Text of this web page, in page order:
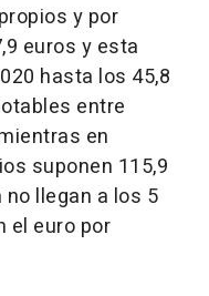
y por
euros y esta
hasta los 45,8
entre
en
suponen 115,9
llegan a los 5
el euro por